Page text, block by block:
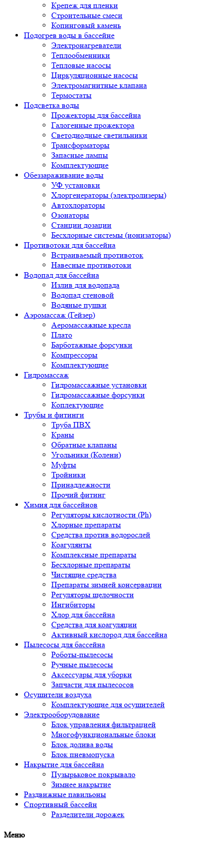
Крепеж для пленки
Строительные смеси
Копинговый камень
Подогрев воды в бассейне
Электронагреватели
Теплообменники
Тепловые насосы
Циркуляционные насосы
Электромагнитные клапана
Термостаты
Подсветка воды
Прожекторы для бассейна
Галогенные прожектора
Светодиодные светильники
Трансформаторы
Запасные лампы
Комплектующие
Обеззараживание воды
УФ установки
Хлоргенераторы (электролизеры)
Автохлораторы
Озонаторы
Станции дозации
Бесхлорные системы (ионизаторы)
Противотоки для бассейна
Встраиваемый противоток
Навесные противотоки
Водопад для бассейна
Излив для водопада
Водопад стеновой
Водяные пушки
Аэромассаж (Гейзер)
Аеромассажные кресла
Плато
Барботажные форсунки
Компрессоры
Комплектующие
Гидромассаж
Гидромассажные установки
Гидромассажные форсунки
Коплектующие
Трубы и фитинги
Труба ПВХ
Краны
Обратные клапаны
Угольники (Колени)
Муфты
Тройники
Принадлежности
Прочий фитинг
Химия для бассейнов
Регуляторы кислотности (Ph)
Хлорные препараты
Средства против водорослей
Коагулянты
Комплексные препараты
Бесхлорные препараты
Чистящие средства
Препараты зимней консервации
Регуляторы щелочности
Ингибиторы
Хлор для бассейна
Средства для коагуляции
Активный кислород для бассейна
Пылесосы для бассейна
Роботы-пылесосы
Ручные пылесосы
Аксессуары для уборки
Запчасти для пылесосов
Осушители воздуха
Комплектующие для осушителей
Электрооборудование
Блок управления фильтрацией
Многофункциональные блоки
Блок долива воды
Блок пневмопуска
Накрытие для бассейна
Пузырьковое покрывало
Зимнее накрытие
Раздвижные павильоны
Спортивный бассейн
Разделители дорожек
Меню